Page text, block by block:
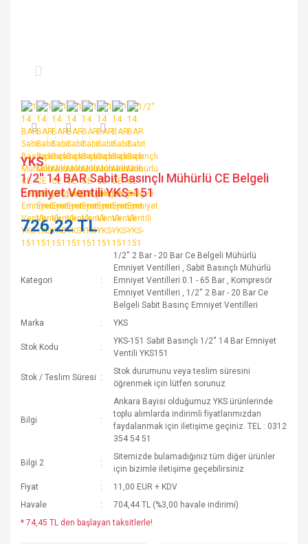
YKS
1/2'' 14 BAR Sabit Basınçlı Mühürlü CE Belgeli
Emniyet Ventili YKS-151
726,22 TL
Kategori
1/2'' 2 Bar - 20 Bar Ce Belgeli Mühürlü
Emniyet Ventilleri ,Sabit Basınçlı Mühürlü
Emniyet Ventilleri 0.1 - 65 Bar , Kompresör
Emniyet Ventilleri , 1/2'' 2 Bar - 20 Bar Ce
Belgeli Sabit Basınç Emniyet Ventilleri
Marka
YKS
Stok Kodu
YKS-151 Sabit Basınçlı 1/2'' 14 Bar Emniyet
Ventili YKS151
Stok / Teslim Süresi
Stok durumunu veya teslim süresini
öğrenmek için lütfen sorunuz
Bilgi
Ankara Bayisi olduğumuz YKS ürünlerinde
toplu alımlarda indirimli fiyatlarımızdan
faydalanmak için iletişime geçiniz. TEL : 0312
354 54 51
Bilgi 2
Sitemizde bulamadığınız tüm diğer ürünler
için bizimle iletişime geçebilirsiniz
Fiyat
11,00 EUR + KDV
Havale
704,44 TL (%3,00 havale indirimi)
* 74,45 TL den başlayan taksitlerle!